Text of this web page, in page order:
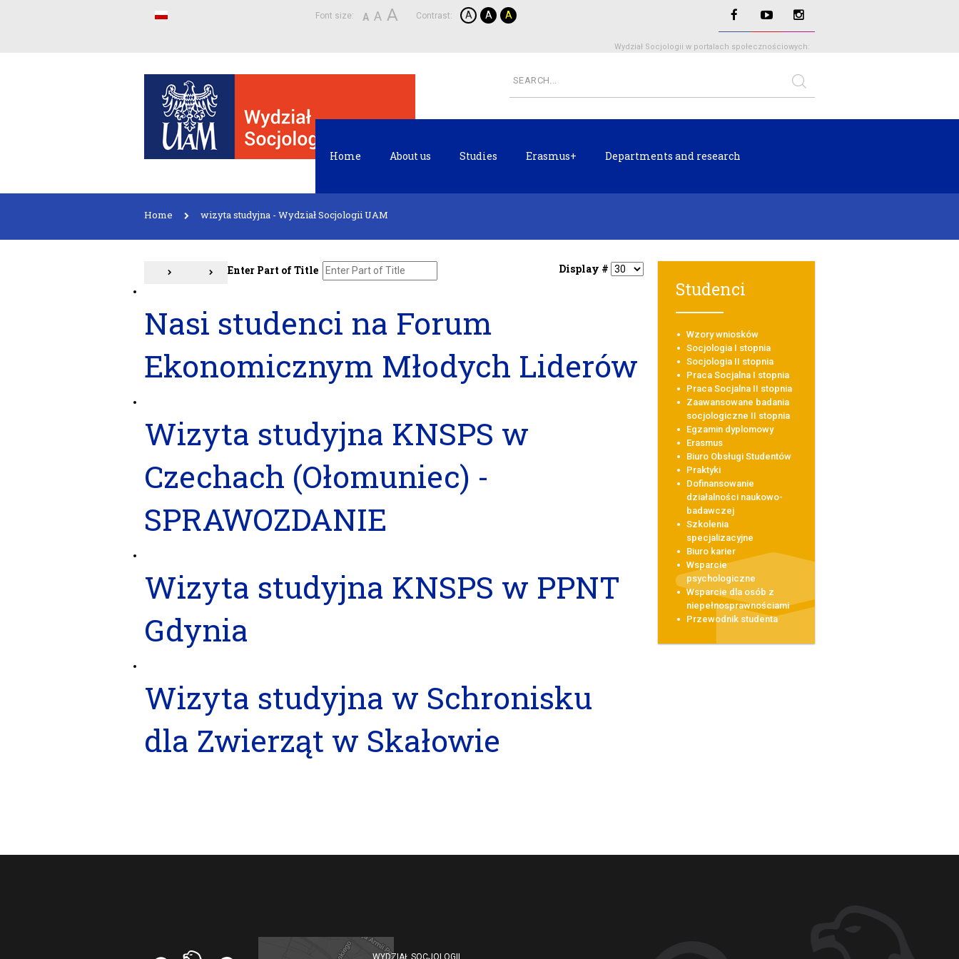
Font size: A A A Contrast: A A A
Wydział Socjologii w portalach społecznościowych:
Home About us Studies Erasmus+ Departments and research
Home wizyta studyjna - Wydział Socjologii UAM
Enter Part of Title Display #
Nasi studenci na Forum
Ekonomicznym Młodych Liderów
Wizyta studyjna KNSPS w
Czechach (Ołomuniec) -
SPRAWOZDANIE
Wizyta studyjna KNSPS w PPNT
Gdynia
Wizyta studyjna w Schronisku
dla Zwierząt w Skałowie
Studenci
Wzory wniosków
Socjologia I stopnia
Socjologia II stopnia
Praca Socjalna I stopnia
Praca Socjalna II stopnia
Zaawansowane badania
socjologiczne II stopnia
Egzamin dyplomowy
Erasmus
Biuro Obsługi Studentów
Praktyki
Dofinansowanie
działalności naukowo-
badawczej
Szkolenia
specjalizacyjne
Biuro karier
Wsparcie
psychologiczne
Wsparcie dla osób z
niepełnosprawnościami
Przewodnik studenta
WYDZIAŁ SOCJOLOGII